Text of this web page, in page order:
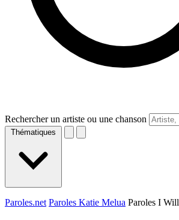
Rechercher un artiste ou une chanson
Thématiques
Paroles.net Paroles Katie Melua Paroles I